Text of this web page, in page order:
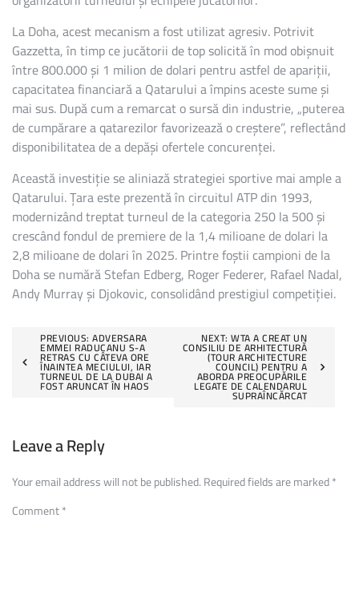
La Doha, acest mecanism a fost utilizat agresiv. Potrivit
Gazzetta, în timp ce jucătorii de top solicită în mod obișnuit
între 800.000 și 1 milion de dolari pentru astfel de apariții,
capacitatea financiară a Qatarului a împins aceste sume și
mai sus. După cum a remarcat o sursă din industrie, „puterea
de cumpărare a qatarezilor favorizează o creștere”, reflectând
disponibilitatea de a depăși ofertele concurenței.
Această investiție se aliniază strategiei sportive mai ample a
Qatarului. Țara este prezentă în circuitul ATP din 1993,
modernizând treptat turneul de la categoria 250 la 500 și
crescând fondul de premiere de la 1,4 milioane de dolari la
2,8 milioane de dolari în 2025. Printre foștii campioni de la
Doha se numără Stefan Edberg, Roger Federer, Rafael Nadal,
Andy Murray și Djokovic, consolidând prestigiul competiției.
Post
navigation
PREVIOUS: ADVERSARA
EMMEI RADUCANU S-A
RETRAS CU CÂTEVA ORE
ÎNAINTEA MECIULUI, IAR
TURNEUL DE LA DUBAI A
FOST ARUNCAT ÎN HAOS
NEXT: WTA A CREAT UN
CONSILIU DE ARHITECTURĂ
(TOUR ARCHITECTURE
COUNCIL) PENTRU A
ABORDA PREOCUPĂRILE
LEGATE DE CALENDARUL
SUPRAÎNCĂRCAT
Leave a Reply
Your email address will not be published.Required fields are marked*
Comment*